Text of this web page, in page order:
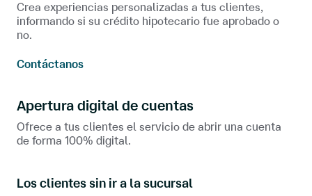
Crea experiencias personalizadas a tus clientes,
informando si su crédito hipotecario fue aprobado o
no.
Contáctanos
Apertura digital de cuentas
Ofrece a tus clientes el servicio de abrir una cuenta
de forma 100% digital.
Los clientes sin ir a la sucursal